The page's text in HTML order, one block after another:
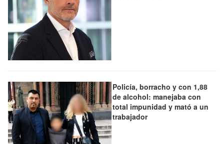
Policía, borracho y con 1,88
de alcohol: manejaba con
total impunidad y mató a un
trabajador